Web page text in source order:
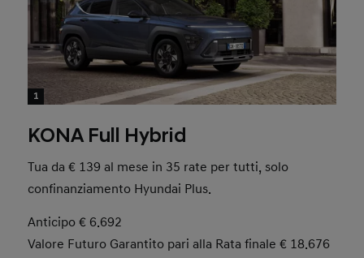
1
KONA Full Hybrid
Tua da € 139 al mese in 35 rate per tutti, solo
confinanziamento Hyundai Plus.
Anticipo € 6.692
Valore Futuro Garantito pari alla Rata finale € 18.676